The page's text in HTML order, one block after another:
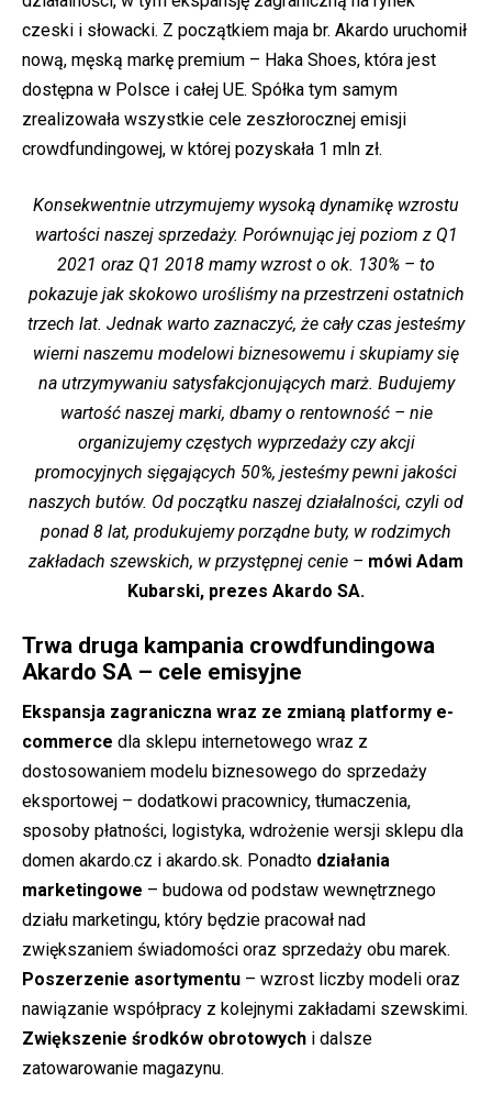
czeski i słowacki. Z początkiem maja br. Akardo uruchomił
nową, męską markę premium – Haka Shoes, która jest
dostępna w Polsce i całej UE. Spółka tym samym
zrealizowała wszystkie cele zeszłorocznej emisji
crowdfundingowej, w której pozyskała 1 mln zł.
Konsekwentnie utrzymujemy wysoką dynamikę wzrostu
wartości naszej sprzedaży. Porównując jej poziom z Q1
2021 oraz Q1 2018 mamy wzrost o ok. 130% – to
pokazuje jak skokowo urośliśmy na przestrzeni ostatnich
trzech lat. Jednak warto zaznaczyć, że cały czas jesteśmy
wierni naszemu modelowi biznesowemu i skupiamy się
na utrzymywaniu satysfakcjonujących marż. Budujemy
wartość naszej marki, dbamy o rentowność – nie
organizujemy częstych wyprzedaży czy akcji
promocyjnych sięgających 50%, jesteśmy pewni jakości
naszych butów. Od początku naszej działalności, czyli od
ponad 8 lat, produkujemy porządne buty, w rodzimych
zakładach szewskich, w przystępnej cenie – mówi Adam
Kubarski, prezes Akardo SA.
Trwa druga kampania crowdfundingowa
Akardo SA – cele emisyjne
Ekspansja zagraniczna wraz ze zmianą platformy e-
commerce dla sklepu internetowego wraz z
dostosowaniem modelu biznesowego do sprzedaży
eksportowej – dodatkowi pracownicy, tłumaczenia,
sposoby płatności, logistyka, wdrożenie wersji sklepu dla
domen akardo.cz i akardo.sk. Ponadto działania
marketingowe – budowa od podstaw wewnętrznego
działu marketingu, który będzie pracował nad
zwiększaniem świadomości oraz sprzedaży obu marek.
Poszerzenie asortymentu – wzrost liczby modeli oraz
nawiązanie współpracy z kolejnymi zakładami szewskimi.
Zwiększenie środków obrotowych i dalsze
zatowarowanie magazynu.